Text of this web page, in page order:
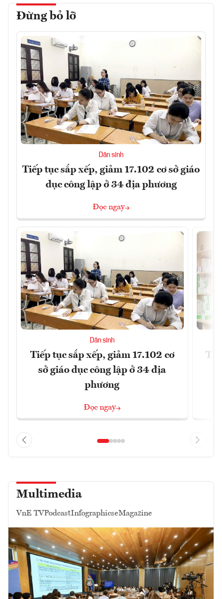
Đừng bỏ lỡ
Dân sinh
Tiếp tục sắp xếp, giảm 17.102 cơ sở giáo
dục công lập ở 34 địa phương
Đọc ngay
Dân sinh
Tiếp tục sắp xếp, giảm 17.102 cơ
sở giáo dục công lập ở 34 địa
phương
Đọc ngay
Thị
Multimedia
VnE TVPodcastInfographicseMagazine